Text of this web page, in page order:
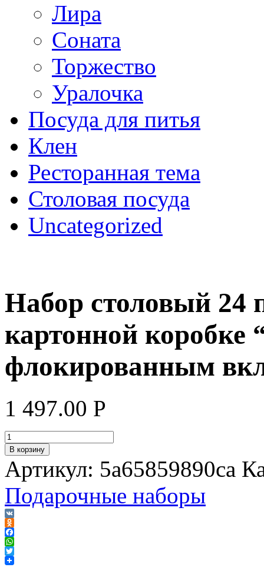
Лира
Соната
Торжество
Уралочка
Посуда для питья
Клен
Ресторанная тема
Столовая посуда
Uncategorized
Набор столовый 24
картонной коробке
флокированным
1 497.00 Р
В корзину
Артикул: 5a65859890ca
Подарочные наборы
VK
Odnoklassniki
Facebook
WhatsApp
Twitter